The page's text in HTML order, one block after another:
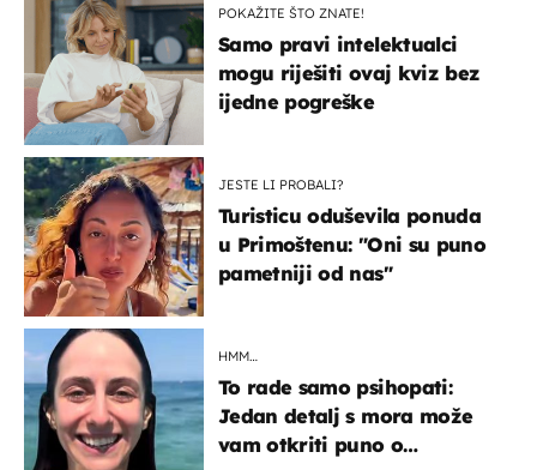
POKAŽITE ŠTO ZNATE!
Samo pravi intelektualci
mogu riješiti ovaj kviz bez
ijedne pogreške
JESTE LI PROBALI?
Turisticu oduševila ponuda
u Primoštenu: "Oni su puno
pametniji od nas"
HMM…
To rade samo psihopati:
Jedan detalj s mora može
vam otkriti puno o